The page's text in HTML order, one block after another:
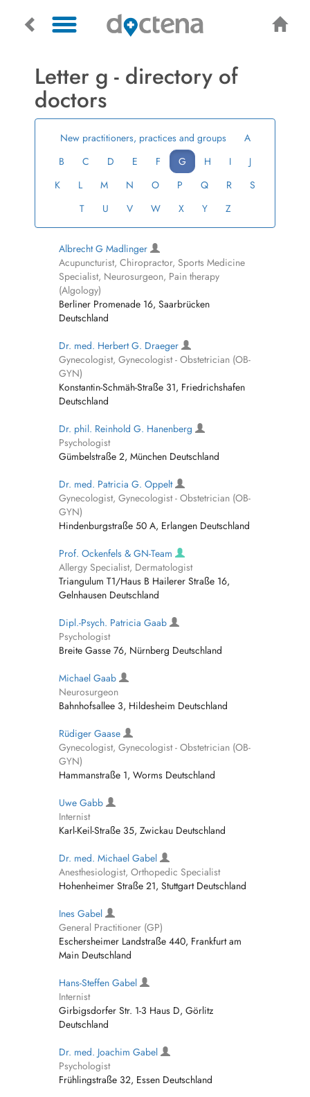
Letter g - directory of
doctors
New practitioners, practices and groups
A
B
C D E F G H I
J
K
L M N O P Q R
S
T
U V W X Y Z
Albrecht G Madlinger
Acupuncturist, Chiropractor, Sports Medicine
Specialist, Neurosurgeon, Pain therapy
(Algology)
Berliner Promenade 16, Saarbrücken
Deutschland
Dr. med. Herbert G. Draeger
Gynecologist, Gynecologist - Obstetrician (OB-
GYN)
Konstantin-Schmäh-Straße 31, Friedrichshafen
Deutschland
Dr. phil. Reinhold G. Hanenberg
Psychologist
Gümbelstraße 2, München Deutschland
Dr. med. Patricia G. Oppelt
Gynecologist, Gynecologist - Obstetrician (OB-
GYN)
Hindenburgstraße 50 A, Erlangen Deutschland
Prof. Ockenfels & GN-Team
Allergy Specialist, Dermatologist
Triangulum T1/Haus B Hailerer Straße 16,
Gelnhausen Deutschland
Dipl.-Psych. Patricia Gaab
Psychologist
Breite Gasse 76, Nürnberg Deutschland
Michael Gaab
Neurosurgeon
Bahnhofsallee 3, Hildesheim Deutschland
Rüdiger Gaase
Gynecologist, Gynecologist - Obstetrician (OB-
GYN)
Hammanstraße 1, Worms Deutschland
Uwe Gabb
Internist
Karl-Keil-Straße 35, Zwickau Deutschland
Dr. med. Michael Gabel
Anesthesiologist, Orthopedic Specialist
Hohenheimer Straße 21, Stuttgart Deutschland
Ines Gabel
General Practitioner (GP)
Eschersheimer Landstraße 440, Frankfurt am
Main Deutschland
Hans-Steffen Gabel
Internist
Girbigsdorfer Str. 1-3 Haus D, Görlitz
Deutschland
Dr. med. Joachim Gabel
Psychologist
Frühlingstraße 32, Essen Deutschland